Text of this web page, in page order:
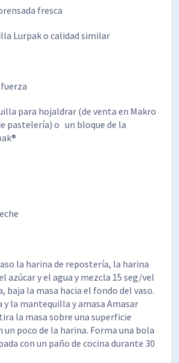
fresca
Lurpak o calidad similar
para hojaldrar (de venta en Makro
pastelería) o un bloque de la
la harina de repostería, la harina
azúcar y el agua y mezcla 15 seg/vel
baja la masa hacia el fondo del vaso.
y la mantequilla y amasa Amasar
la masa sobre una superficie
un poco de la harina. Forma una bola
con un paño de cocina durante 30